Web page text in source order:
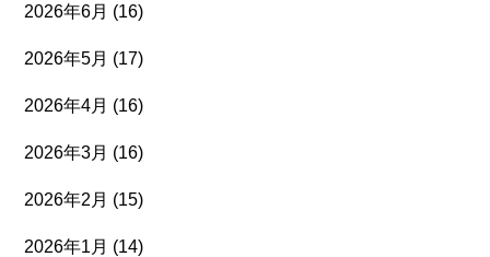
2026年6月 (16)
2026年5月 (17)
2026年4月 (16)
2026年3月 (16)
2026年2月 (15)
2026年1月 (14)